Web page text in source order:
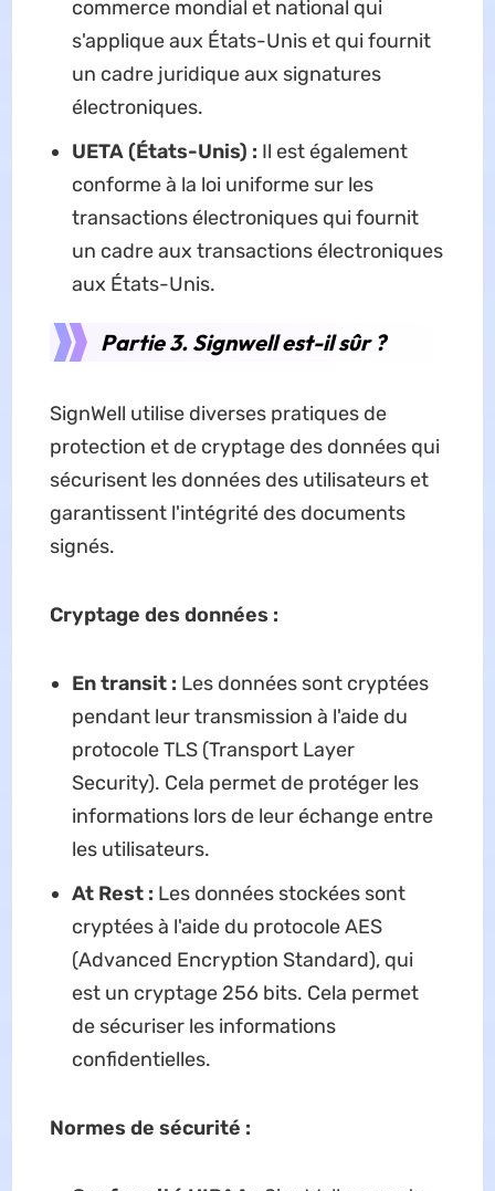
commerce mondial et national qui
s'applique aux États-Unis et qui fournit
un cadre juridique aux signatures
électroniques.
UETA (États-Unis) : Il est également
conforme à la loi uniforme sur les
transactions électroniques qui fournit
un cadre aux transactions électroniques
aux États-Unis.
Partie 3. Signwell est-il sûr ?
SignWell utilise diverses pratiques de
protection et de cryptage des données qui
sécurisent les données des utilisateurs et
garantissent l'intégrité des documents
signés.
Cryptage des données :
En transit : Les données sont cryptées
pendant leur transmission à l'aide du
protocole TLS (Transport Layer
Security). Cela permet de protéger les
informations lors de leur échange entre
les utilisateurs.
At Rest : Les données stockées sont
cryptées à l'aide du protocole AES
(Advanced Encryption Standard), qui
est un cryptage 256 bits. Cela permet
de sécuriser les informations
confidentielles.
Normes de sécurité :